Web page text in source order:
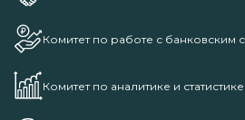
Комитет по работе с банковским
Комитет по аналитике и статистике